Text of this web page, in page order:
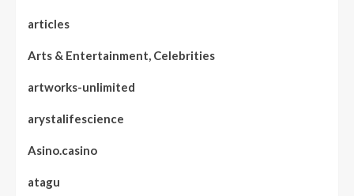
articles
Arts & Entertainment, Celebrities
artworks-unlimited
arystalifescience
Asino.casino
atagu